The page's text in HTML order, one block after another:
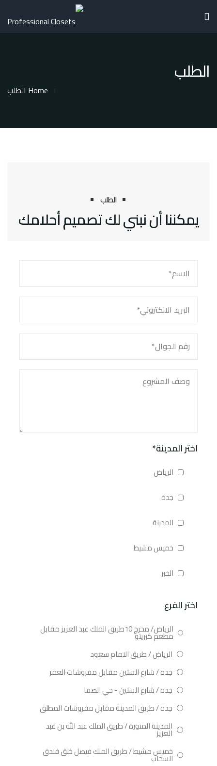
الطلب
Home الطلب
الطلب
يمكننا أن نبني لك تصميم أحلامك
اختر المدينة*
الرياض
جدة
المدينة
خميس مشيط
الخبر
اختر الفرع
الرياض/ مخرج 10طريق الملك عبد العزيز مقابل
مطعم كبريتو
الرياض / طريق الامام سعود
جدة / شارع الستين مقابل مفروشات العمر
جدة / شارع الستين - حي الصفا
جدة / طريق المدينة مقابل مفروشات المطلق
المدينة المنورة / طريق الملك عبد الله بن عبد
العزيز
خميس مشيط / طريق الملك فيصل خلق فندق
السحاب